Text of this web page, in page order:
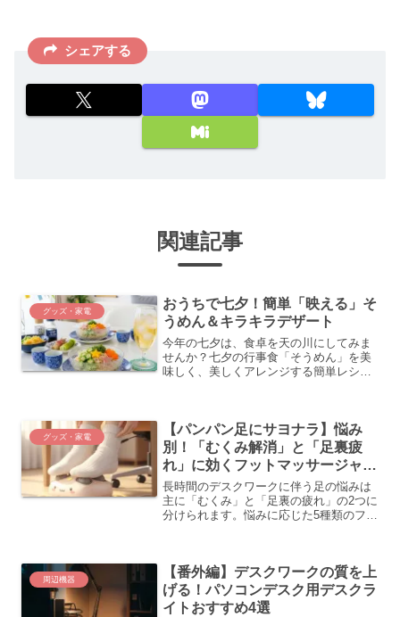
シェアする
関連記事
グッズ・家電
おうちで七夕！簡単「映える」そ
うめん＆キラキラデザート
今年の七夕は、食卓を天の川にしてみま
せんか？七夕の行事食「そうめん」を美
味しく、美しくアレンジする簡単レシピ
グッズ・家電
【パンパン足にサヨナラ】悩み
別！「むくみ解消」と「足裏疲
れ」に効くフットマッサージャー
5選
長時間のデスクワークに伴う足の悩みは
主に「むくみ」と「足裏の疲れ」の2つに
分けられます。悩みに応じた5種類のフッ
ったモデルを選ぶ方法を提案していま
す。
周辺機器
【番外編】デスクワークの質を上
げる！パソコンデスク用デスクラ
イトおすすめ4選